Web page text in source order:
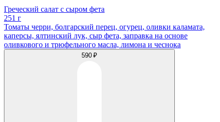
Греческий салат с сыром фета
251 г
Томаты черри, болгарский перец, огурец, оливки каламата,
каперсы, ялтинский лук, сыр фета, заправка на основе
оливкового и трюфельного масла, лимона и чеснока
590 ₽